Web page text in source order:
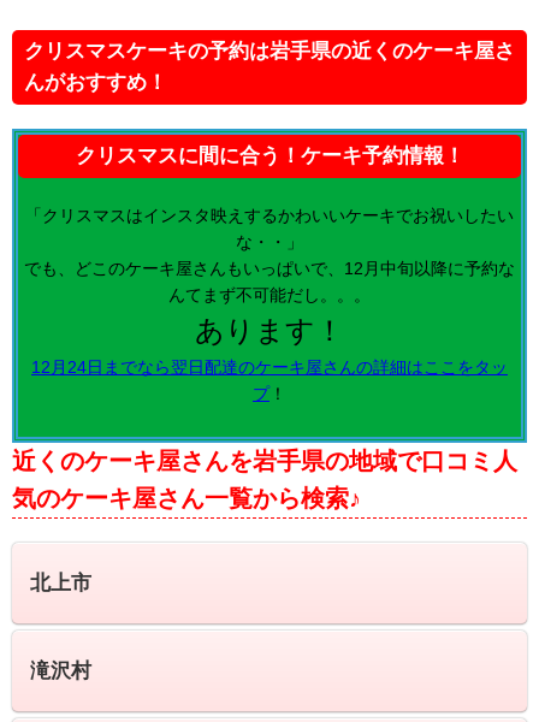
クリスマスケーキの予約は岩手県の近くのケーキ屋さ
んがおすすめ！
クリスマスに間に合う！ケーキ予約情報！
「クリスマスはインスタ映えするかわいいケーキでお祝いしたい
な・・」
でも、どこのケーキ屋さんもいっぱいで、12月中旬以降に予約な
んてまず不可能だし。。。
あります！
12月24日までなら翌日配達のケーキ屋さんの詳細はここをタッ
プ！
近くのケーキ屋さんを岩手県の地域で口コミ人
気のケーキ屋さん一覧から検索♪
北上市
滝沢村